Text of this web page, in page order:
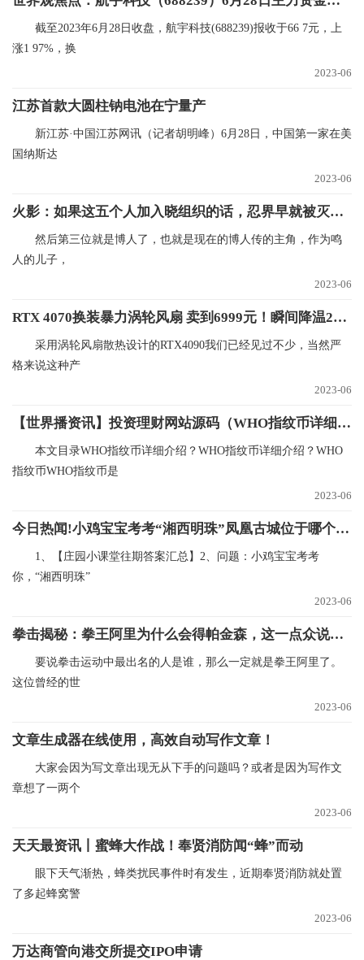
截至2023年6月28日收盘，航宇科技(688239)报收于66 7元，上
涨1 97%，换
2023-06
江苏首款大圆柱钠电池在宁量产
新江苏·中国江苏网讯（记者胡明峰）6月28日，中国第一家在美
国纳斯达
2023-06
火影：如果这五个人加入晓组织的话，忍界早就被灭了好几次了！
然后第三位就是博人了，也就是现在的博人传的主角，作为鸣
人的儿子，
2023-06
RTX 4070换装暴力涡轮风扇 卖到6999元！瞬间降温21℃
采用涡轮风扇散热设计的RTX4090我们已经见过不少，当然严
格来说这种产
2023-06
【世界播资讯】投资理财网站源码（WHO指纹币详细介绍？）
本文目录WHO指纹币详细介绍？WHO指纹币详细介绍？WHO
指纹币WHO指纹币是
2023-06
今日热闻!小鸡宝宝考考“湘西明珠”凤凰古城位于哪个省（10月16日支付宝蚂蚁庄园每日一题）
1、【庄园小课堂往期答案汇总】2、问题：小鸡宝宝考考
你，“湘西明珠”
2023-06
拳击揭秘：拳王阿里为什么会得帕金森，这一点众说纷纭-环球热文
要说拳击运动中最出名的人是谁，那么一定就是拳王阿里了。
这位曾经的世
2023-06
文章生成器在线使用，高效自动写作文章！
大家会因为写文章出现无从下手的问题吗？或者是因为写作文
章想了一两个
2023-06
天天最资讯丨蜜蜂大作战！奉贤消防闻“蜂”而动
眼下天气渐热，蜂类扰民事件时有发生，近期奉贤消防就处置
了多起蜂窝警
2023-06
万达商管向港交所提交IPO申请